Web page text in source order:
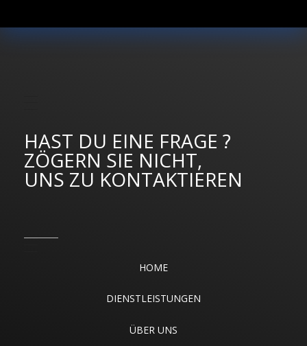
HAST DU EINE FRAGE ?
ZÖGERN SIE NICHT,
UNS ZU KONTAKTIEREN
HOME
DIENSTLEISTUNGEN
ÜBER UNS